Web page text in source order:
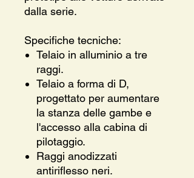
dalla serie.
Specifiche tecniche:
Telaio in alluminio a tre
raggi.
Telaio a forma di D,
progettato per aumentare
la stanza delle gambe e
l'accesso alla cabina di
pilotaggio.
Raggi anodizzati
antiriflesso neri.